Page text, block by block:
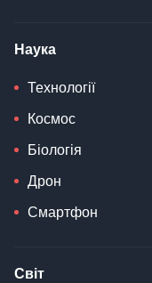
Наука
Технології
Космос
Біологія
Дрон
Смартфон
Світ